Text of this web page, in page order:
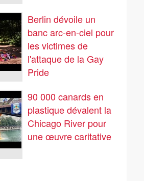
Berlin dévoile un
banc arc-en-ciel pour
les victimes de
l'attaque de la Gay
Pride
90 000 canards en
plastique dévalent la
Chicago River pour
une œuvre caritative